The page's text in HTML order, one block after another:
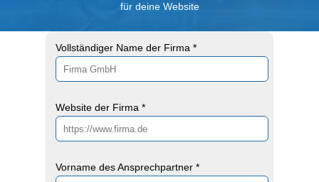
Vollständiger Name der Firma *
Website der Firma *
Vorname des Ansprechpartner *
für deine Website